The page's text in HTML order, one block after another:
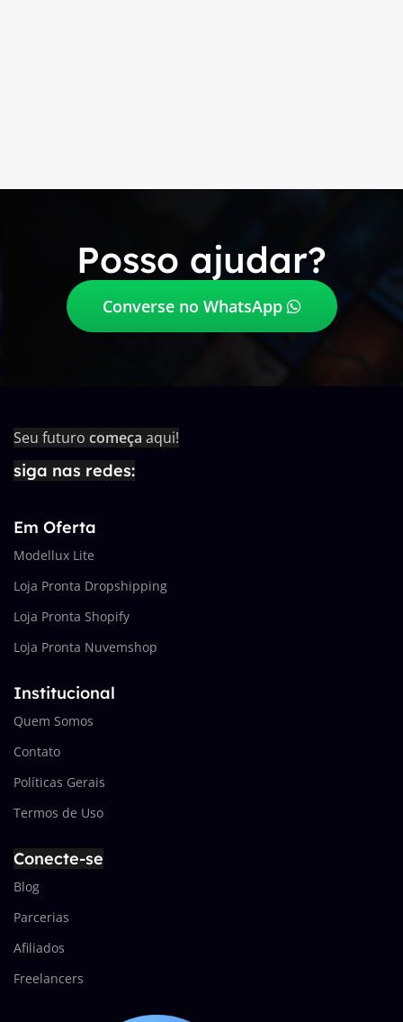
Posso ajudar?
Converse no WhatsApp
Seu futuro começa aqui!
siga nas redes:
Em Oferta
Modellux Lite
Loja Pronta Dropshipping
Loja Pronta Shopify
Loja Pronta Nuvemshop
Institucional
Quem Somos
Contato
Políticas Gerais
Termos de Uso
Conecte-se
Blog
Parcerias
Afiliados
Freelancers